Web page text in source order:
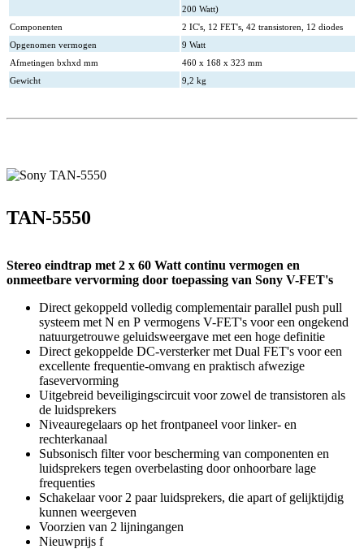
200 Watt)
Componenten
2 IC's, 12 FET's, 42 transistoren, 12 diodes
Opgenomen vermogen
9 Watt
Afmetingen bxhxd mm
460 x 168 x 323 mm
Gewicht
9,2 kg
TAN-5550
Stereo eindtrap met 2 x 60 Watt continu vermogen en
onmeetbare vervorming door toepassing van Sony V-FET's
Direct gekoppeld volledig complementair parallel push pull
systeem met N en P vermogens V-FET's voor een ongekend
natuurgetrouwe geluidsweergave met een hoge definitie
Direct gekoppelde DC-versterker met Dual FET's voor een
excellente frequentie-omvang en praktisch afwezige
fasevervorming
Uitgebreid beveiligingscircuit voor zowel de transistoren als
de luidsprekers
Niveauregelaars op het frontpaneel voor linker- en
rechterkanaal
Subsonisch filter voor bescherming van componenten en
luidsprekers tegen overbelasting door onhoorbare lage
frequenties
Schakelaar voor 2 paar luidsprekers, die apart of gelijktijdig
kunnen weergeven
Voorzien van 2 lijningangen
Nieuwprijs f